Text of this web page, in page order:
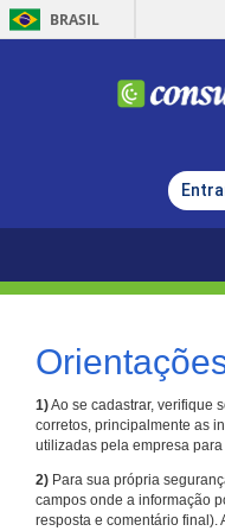
BRASIL
1)Ao se cadastrar, verifique
corretos, principalmente as
utilizadas pela empresa
2) Para sua própria
campos onde a informação
resposta e comentário final).